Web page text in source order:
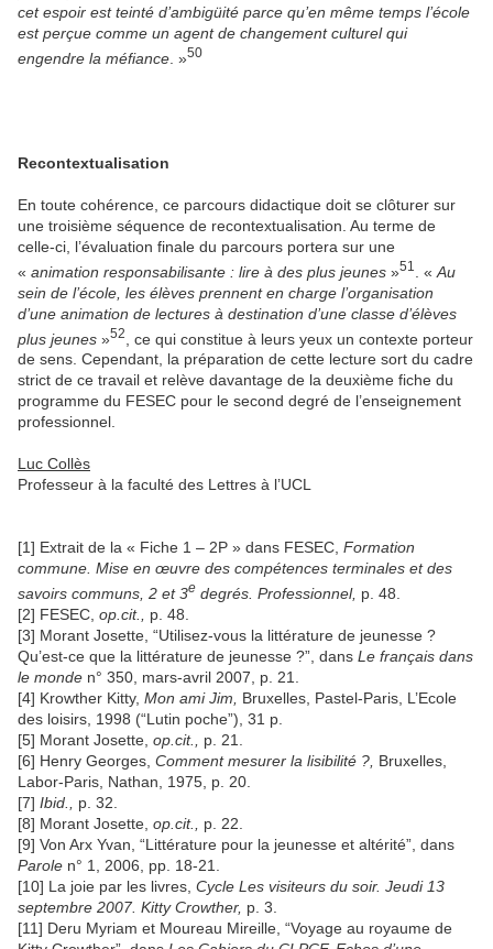
cet espoir est teinté d’ambigüité parce qu’en même temps l’école
est perçue comme un agent de changement culturel qui
engendre la méfiance . »50
Recontextualisation
En toute cohérence, ce parcours didactique doit se clôturer sur
une troisième séquence de recontextualisation. Au terme de
celle-ci, l’évaluation finale du parcours portera sur une
« animation responsabilisante : lire à des plus jeunes »51 . « Au
sein de l’école, les élèves prennent en charge l’organisation
d’une animation de lectures à destination d’une classe d’élèves
plus jeunes »52
, ce qui constitue à leurs yeux un contexte porteur
de sens. Cependant, la préparation de cette lecture sort du cadre
strict de ce travail et relève davantage de la deuxième fiche du
programme du FESEC pour le second degré de l’enseignement
professionnel.
Luc Collès
Professeur à la faculté des Lettres à l’UCL
[1] Extrait de la « Fiche 1 – 2P » dans FESEC, Formation
commune. Mise en œuvre des compétences terminales et des
savoirs communs, 2 et 3e degrés. Professionnel, p. 48.
[2] FESEC, op.cit., p. 48.
[3] Morant Josette, “Utilisez-vous la littérature de jeunesse ?
Qu’est-ce que la littérature de jeunesse ?”, dans Le français dans
le monde n° 350, mars-avril 2007, p. 21.
[4] Krowther Kitty, Mon ami Jim, Bruxelles, Pastel-Paris, L’Ecole
des loisirs, 1998 (“Lutin poche”), 31 p.
[5] Morant Josette, op.cit., p. 21.
[6] Henry Georges, Comment mesurer la lisibilité ?, Bruxelles,
Labor-Paris, Nathan, 1975, p. 20.
[7] Ibid., p. 32.
[8] Morant Josette, op.cit., p. 22.
[9] Von Arx Yvan, “Littérature pour la jeunesse et altérité”, dans
Parole n° 1, 2006, pp. 18-21.
[10] La joie par les livres, Cycle Les visiteurs du soir. Jeudi 13
septembre 2007. Kitty Crowther, p. 3.
[11] Deru Myriam et Moureau Mireille, “Voyage au royaume de